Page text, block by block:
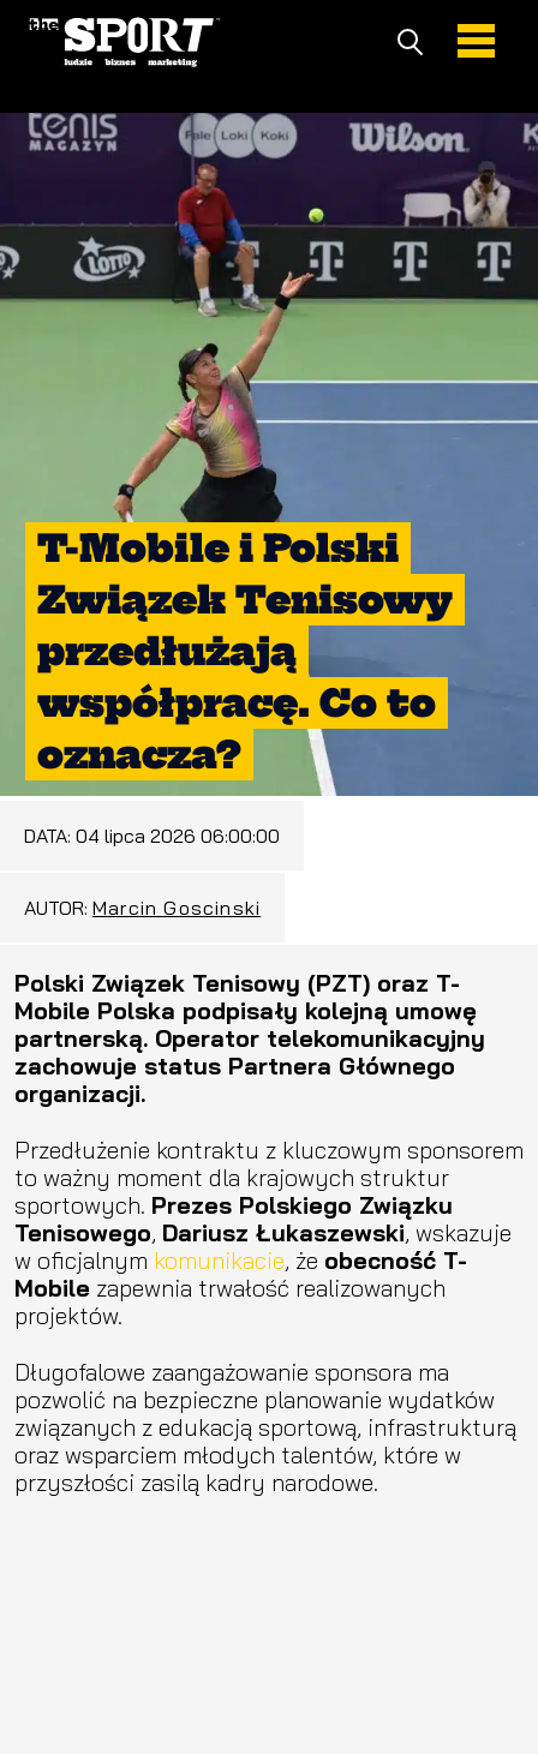
T-Mobile i Polski
Związek Tenisowy
przedłużają
współpracę. Co to
oznacza?
DATA: 04 lipca 2026 06:00:00
AUTOR: Marcin Goscinski
Polski Związek Tenisowy (PZT) oraz T-
Mobile Polska podpisały kolejną umowę
partnerską. Operator telekomunikacyjny
zachowuje status Partnera Głównego
organizacji.
Przedłużenie kontraktu z kluczowym sponsorem
to ważny moment dla krajowych struktur
sportowych. Prezes Polskiego Związku
Tenisowego, Dariusz Łukaszewski, wskazuje
w oficjalnym komunikacie, że obecność T-
Mobile zapewnia trwałość realizowanych
projektów.
Długofalowe zaangażowanie sponsora ma
pozwolić na bezpieczne planowanie wydatków
związanych z edukacją sportową, infrastrukturą
oraz wsparciem młodych talentów, które w
przyszłości zasilą kadry narodowe.